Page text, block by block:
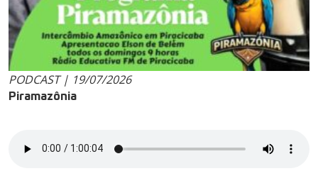
PODCAST | 19/07/2026
Piramazônia